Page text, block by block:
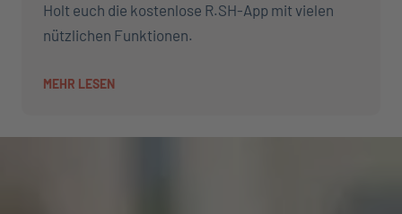
Holt euch die kostenlose R.SH-App mit vielen
nützlichen Funktionen.
MEHR LESEN